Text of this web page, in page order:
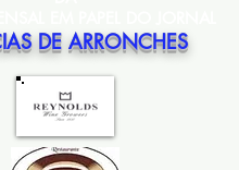
DE ARRONCHES